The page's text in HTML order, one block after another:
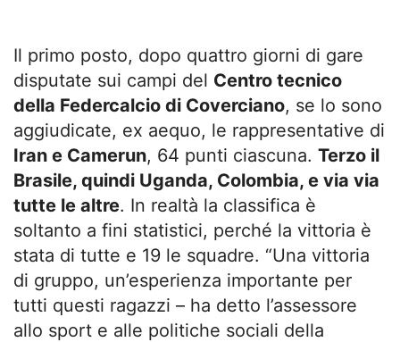
Il primo posto, dopo quattro giorni di gare
disputate sui campi del Centro tecnico
della Federcalcio di Coverciano, se lo sono
aggiudicate, ex aequo, le rappresentative di
Iran e Camerun, 64 punti ciascuna. Terzo il
Brasile, quindi Uganda, Colombia, e via via
tutte le altre. In realtà la classifica è
soltanto a fini statistici, perché la vittoria è
stata di tutte e 19 le squadre. “Una vittoria
di gruppo, un’esperienza importante per
tutti questi ragazzi – ha detto l’assessore
allo sport e alle politiche sociali della